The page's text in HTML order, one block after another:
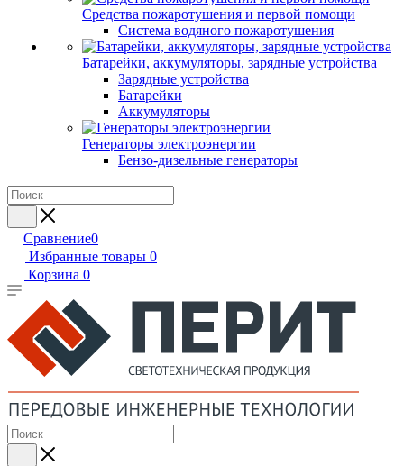
Средства пожаротушения и первой помощи
Система водяного пожаротушения
Батарейки, аккумуляторы, зарядные устройства
Зарядные устройства
Батарейки
Аккумуляторы
Генераторы электроэнергии
Бензо-дизельные генераторы
Сравнение0
Избранные товары 0
Корзина 0